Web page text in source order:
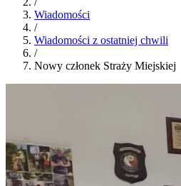
Wiadomości
/
Wiadomości z ostatniej chwili
/
Nowy członek Straży Miejskiej